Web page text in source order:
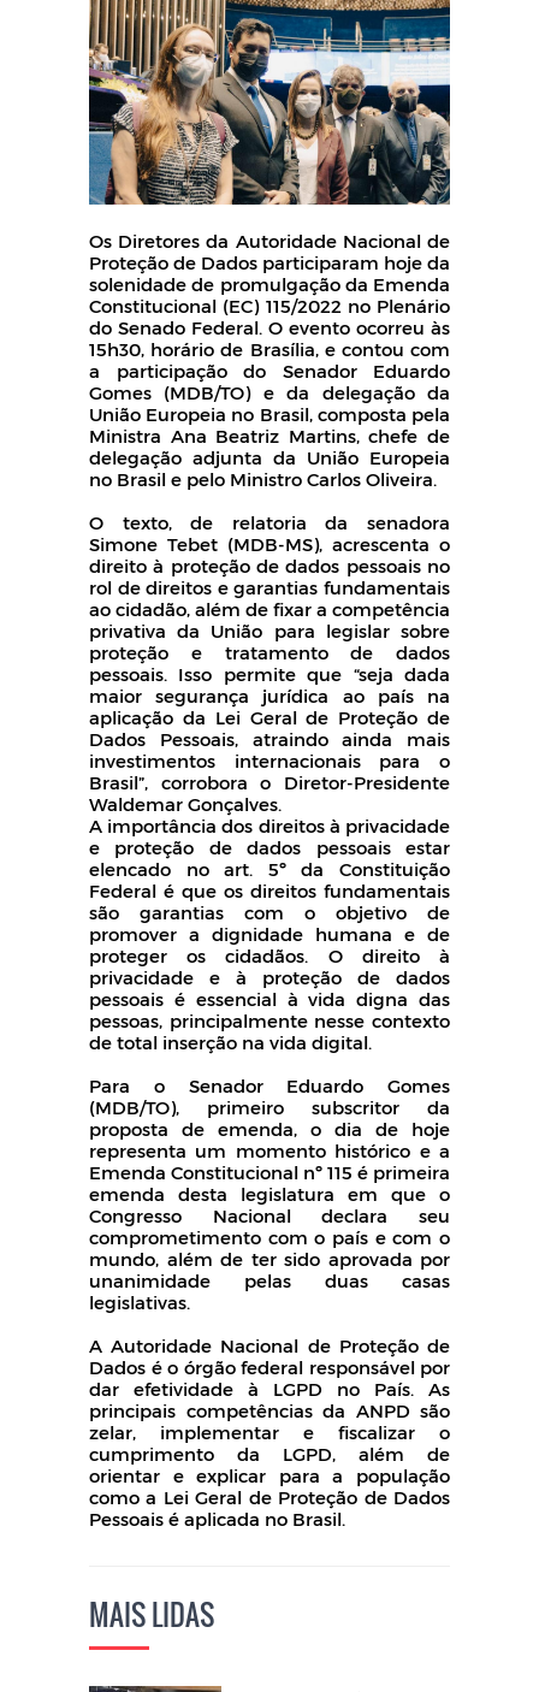
Os Diretores da Autoridade Nacional de
Proteção de Dados participaram hoje da
solenidade de promulgação da Emenda
Constitucional (EC) 115/2022 no Plenário
do Senado Federal. O evento ocorreu às
15h30, horário de Brasília, e contou com
a participação do Senador Eduardo
Gomes (MDB/TO) e da delegação da
União Europeia no Brasil, composta pela
Ministra Ana Beatriz Martins, chefe de
delegação adjunta da União Europeia
no Brasil e pelo Ministro Carlos Oliveira.
O texto, de relatoria da senadora
Simone Tebet (MDB-MS), acrescenta o
direito à proteção de dados pessoais no
rol de direitos e garantias fundamentais
ao cidadão, além de fixar a competência
privativa da União para legislar sobre
proteção e tratamento de dados
pessoais. Isso permite que “seja dada
maior segurança jurídica ao país na
aplicação da Lei Geral de Proteção de
Dados Pessoais, atraindo ainda mais
investimentos internacionais para o
Brasil”, corrobora o Diretor-Presidente
Waldemar Gonçalves.
A importância dos direitos à privacidade
e proteção de dados pessoais estar
elencado no art. 5º da Constituição
Federal é que os direitos fundamentais
são garantias com o objetivo de
promover a dignidade humana e de
proteger os cidadãos. O direito à
privacidade e à proteção de dados
pessoais é essencial à vida digna das
pessoas, principalmente nesse contexto
de total inserção na vida digital.
Para o Senador Eduardo Gomes
(MDB/TO), primeiro subscritor da
proposta de emenda, o dia de hoje
representa um momento histórico e a
Emenda Constitucional nº 115 é primeira
emenda desta legislatura em que o
Congresso Nacional declara seu
comprometimento com o país e com o
mundo, além de ter sido aprovada por
unanimidade pelas duas casas
legislativas.
A Autoridade Nacional de Proteção de
Dados é o órgão federal responsável por
dar efetividade à LGPD no País. As
principais competências da ANPD são
zelar, implementar e fiscalizar o
cumprimento da LGPD, além de
orientar e explicar para a população
como a Lei Geral de Proteção de Dados
Pessoais é aplicada no Brasil.
MAIS LIDAS